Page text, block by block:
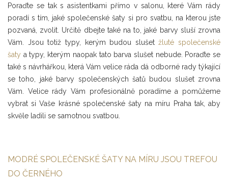
Poraďte se tak s asistentkami přímo v salonu, které Vám rády
poradí s tím, jaké společenské šaty si pro svatbu, na kterou jste
pozvaná, zvolit. Určitě dbejte také na to, jaké barvy sluší zrovna
Vám. Jsou totiž typy, kerým budou slušetžluté společenské
šaty a typy, kterým naopak tato barva slušet nebude. Poraďte se
také s návrhářkou, která Vám velice ráda dá odborné rady týkající
se toho, jaké barvy společenských šatů budou slušet zrovna
Vám. Velice rády Vám profesionálně poradíme a pomůžeme
vybrat si Vaše krásné společenské šaty na míru Praha tak, aby
skvěle ladili se samotnou svatbou.
MODRÉ SPOLEČENSKÉ ŠATY NA MÍRU JSOU TREFOU
DO ČERNÉHO